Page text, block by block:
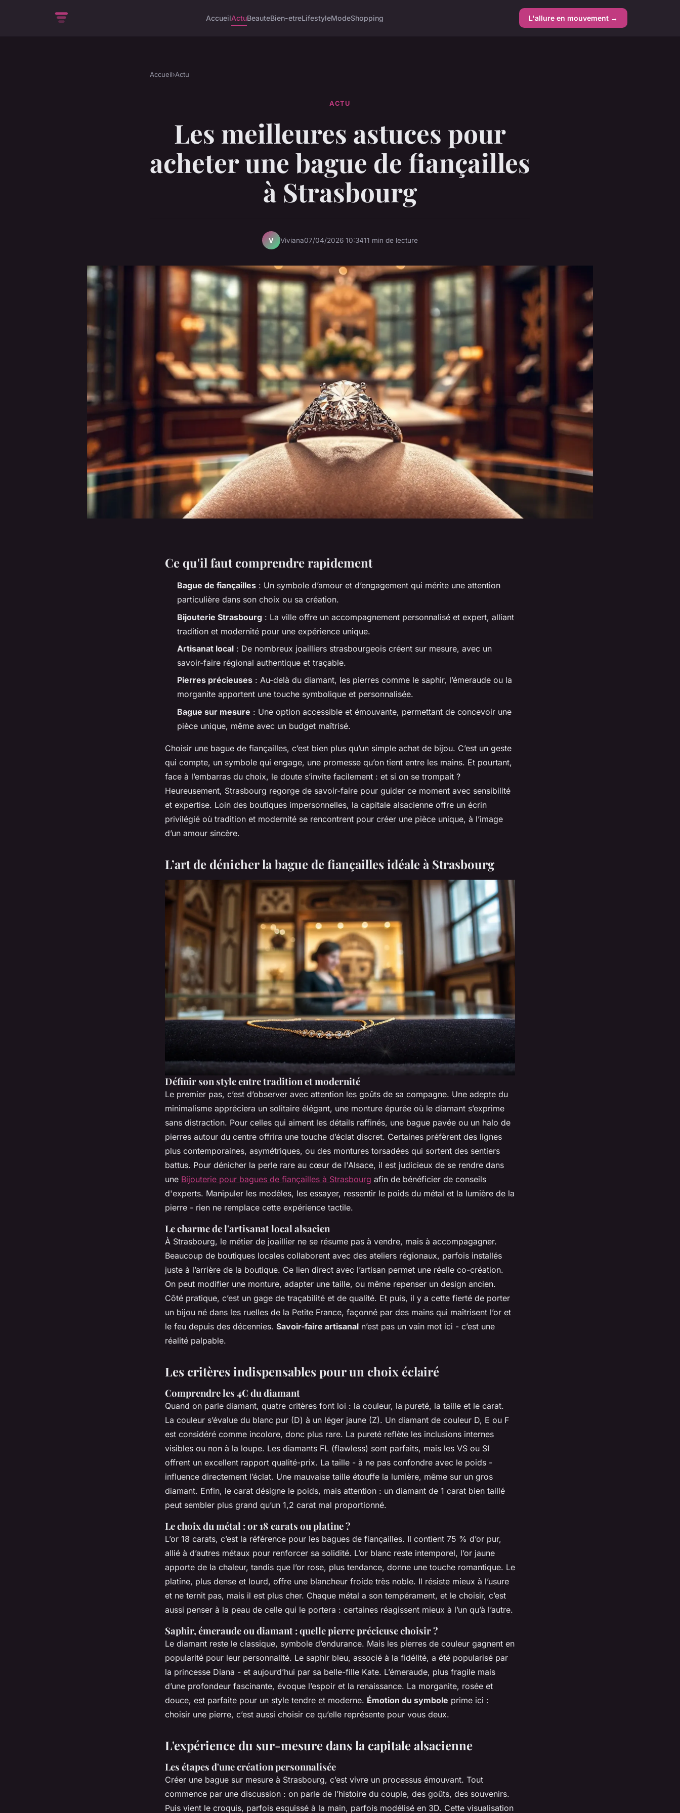
AccueilActuBeauteBien-etreLifestyleModeShopping L'allure en mouvement →
Accueil›Actu
ACTU
Les meilleures astuces pour
acheter une bague de fiançailles
à Strasbourg
V Viviana07/04/2026 10:3411 min de lecture
Ce qu'il faut comprendre rapidement
Bague de fiançailles : Un symbole d’amour et d’engagement qui mérite une attention
particulière dans son choix ou sa création.
Bijouterie Strasbourg : La ville offre un accompagnement personnalisé et expert, alliant
tradition et modernité pour une expérience unique.
Artisanat local : De nombreux joailliers strasbourgeois créent sur mesure, avec un
savoir-faire régional authentique et traçable.
Pierres précieuses : Au-delà du diamant, les pierres comme le saphir, l’émeraude ou la
morganite apportent une touche symbolique et personnalisée.
Bague sur mesure : Une option accessible et émouvante, permettant de concevoir une
pièce unique, même avec un budget maîtrisé.
Choisir une bague de fiançailles, c’est bien plus qu’un simple achat de bijou. C’est un geste
qui compte, un symbole qui engage, une promesse qu’on tient entre les mains. Et pourtant,
face à l’embarras du choix, le doute s’invite facilement : et si on se trompait ?
Heureusement, Strasbourg regorge de savoir-faire pour guider ce moment avec sensibilité
et expertise. Loin des boutiques impersonnelles, la capitale alsacienne offre un écrin
privilégié où tradition et modernité se rencontrent pour créer une pièce unique, à l’image
d’un amour sincère.
L’art de dénicher la bague de fiançailles idéale à Strasbourg
Définir son style entre tradition et modernité
Le premier pas, c’est d’observer avec attention les goûts de sa compagne. Une adepte du
minimalisme appréciera un solitaire élégant, une monture épurée où le diamant s’exprime
sans distraction. Pour celles qui aiment les détails raffinés, une bague pavée ou un halo de
pierres autour du centre offrira une touche d’éclat discret. Certaines préfèrent des lignes
plus contemporaines, asymétriques, ou des montures torsadées qui sortent des sentiers
battus. Pour dénicher la perle rare au cœur de l'Alsace, il est judicieux de se rendre dans
une Bijouterie pour bagues de fiançailles à Strasbourg afin de bénéficier de conseils
d'experts. Manipuler les modèles, les essayer, ressentir le poids du métal et la lumière de la
pierre - rien ne remplace cette expérience tactile.
Le charme de l'artisanat local alsacien
À Strasbourg, le métier de joaillier ne se résume pas à vendre, mais à accompagagner.
Beaucoup de boutiques locales collaborent avec des ateliers régionaux, parfois installés
juste à l’arrière de la boutique. Ce lien direct avec l’artisan permet une réelle co-création.
On peut modifier une monture, adapter une taille, ou même repenser un design ancien.
Côté pratique, c’est un gage de traçabilité et de qualité. Et puis, il y a cette fierté de porter
un bijou né dans les ruelles de la Petite France, façonné par des mains qui maîtrisent l’or et
le feu depuis des décennies. Savoir-faire artisanal n’est pas un vain mot ici - c’est une
réalité palpable.
Les critères indispensables pour un choix éclairé
Comprendre les 4C du diamant
Quand on parle diamant, quatre critères font loi : la couleur, la pureté, la taille et le carat.
La couleur s’évalue du blanc pur (D) à un léger jaune (Z). Un diamant de couleur D, E ou F
est considéré comme incolore, donc plus rare. La pureté reflète les inclusions internes
visibles ou non à la loupe. Les diamants FL (flawless) sont parfaits, mais les VS ou SI
offrent un excellent rapport qualité-prix. La taille - à ne pas confondre avec le poids -
influence directement l’éclat. Une mauvaise taille étouffe la lumière, même sur un gros
diamant. Enfin, le carat désigne le poids, mais attention : un diamant de 1 carat bien taillé
peut sembler plus grand qu’un 1,2 carat mal proportionné.
Le choix du métal : or 18 carats ou platine ?
L’or 18 carats, c’est la référence pour les bagues de fiançailles. Il contient 75 % d’or pur,
allié à d’autres métaux pour renforcer sa solidité. L’or blanc reste intemporel, l’or jaune
apporte de la chaleur, tandis que l’or rose, plus tendance, donne une touche romantique. Le
platine, plus dense et lourd, offre une blancheur froide très noble. Il résiste mieux à l’usure
et ne ternit pas, mais il est plus cher. Chaque métal a son tempérament, et le choisir, c’est
aussi penser à la peau de celle qui le portera : certaines réagissent mieux à l’un qu’à l’autre.
Saphir, émeraude ou diamant : quelle pierre précieuse choisir ?
Le diamant reste le classique, symbole d’endurance. Mais les pierres de couleur gagnent en
popularité pour leur personnalité. Le saphir bleu, associé à la fidélité, a été popularisé par
la princesse Diana - et aujourd’hui par sa belle-fille Kate. L’émeraude, plus fragile mais
d’une profondeur fascinante, évoque l’espoir et la renaissance. La morganite, rosée et
douce, est parfaite pour un style tendre et moderne. Émotion du symbole prime ici :
choisir une pierre, c’est aussi choisir ce qu’elle représente pour vous deux.
L'expérience du sur-mesure dans la capitale alsacienne
Les étapes d'une création personnalisée
Créer une bague sur mesure à Strasbourg, c’est vivre un processus émouvant. Tout
commence par une discussion : on parle de l’histoire du couple, des goûts, des souvenirs.
Puis vient le croquis, parfois esquissé à la main, parfois modélisé en 3D. Cette visualisation